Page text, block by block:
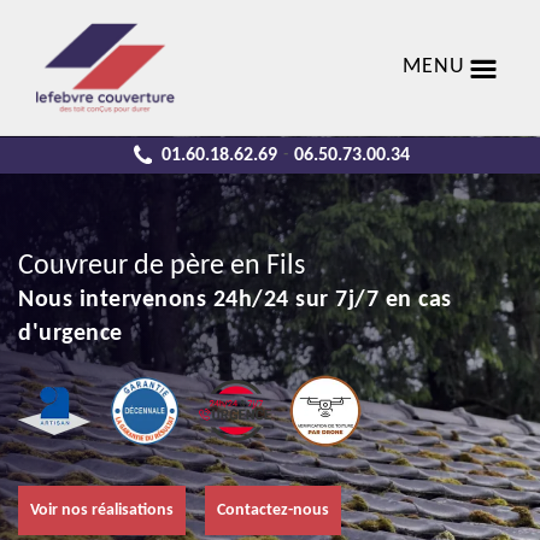
MENU
01.60.18.62.69 - 06.50.73.00.34
Couvreur de père en Fils
Nous intervenons 24h/24 sur 7j/7 en cas
d'urgence
Voir nos réalisations Contactez-nous